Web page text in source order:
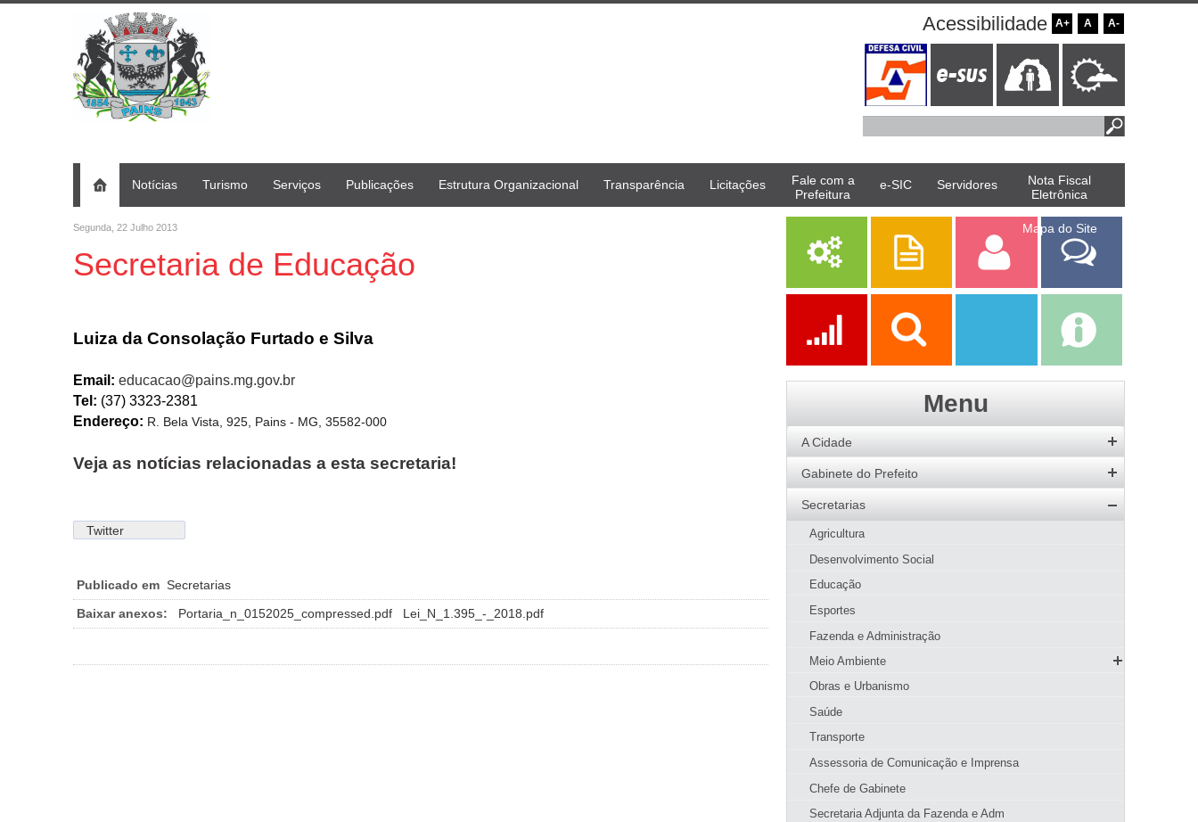
Acessibilidade A+ A A-
Notícias Turismo Serviços Publicações Estrutura Organizacional Transparência Licitações
Fale com a
Prefeitura
e-SIC Servidores
Nota Fiscal
Eletrônica
Mapa do Site
Segunda, 22 Julho 2013
Secretaria de Educação
Luiza da Consolação Furtado e Silva
Email: educacao@pains.mg.gov.br
Tel: (37) 3323-2381
Endereço: R. Bela Vista, 925, Pains - MG, 35582-000
Veja as notícias relacionadas a esta secretaria!
Twitter
Publicado em Secretarias
Baixar anexos:
Portaria_n_0152025_compressed.pdf Lei_N_1.395_-_2018.pdf
Serviços Publicações Servidor
Fale Com a
Prefeitura
Menu
A Cidade
História
Pastelarias
Bares, Lanchonetes e Sorveterias
Padarias
Gabinete do Prefeito
Prefeito
Vice-Prefeito
Agenda do Prefeito
Secretarias
Agricultura
Desenvolvimento Social
Educação
Esportes
Fazenda e Administração
Meio Ambiente
SMMA
Página Inicial SMMA
Apresentação
Objetivo Estratégico
Atribuições
Quem é Quem
Meio Ambiente
Serviços SMMA
Educação Ambiental
Denúncias
Uso de produtos e subprodutos florestais
Conselhos
Codema
Parques Municipais
Parque Natural Municipal Dona Ziza
Licenciamento Ambiental
Obras e Urbanismo
Saúde
Transporte
Assessoria de Comunicação e Imprensa
Chefe de Gabinete
Secretaria Adjunta da Fazenda e Adm